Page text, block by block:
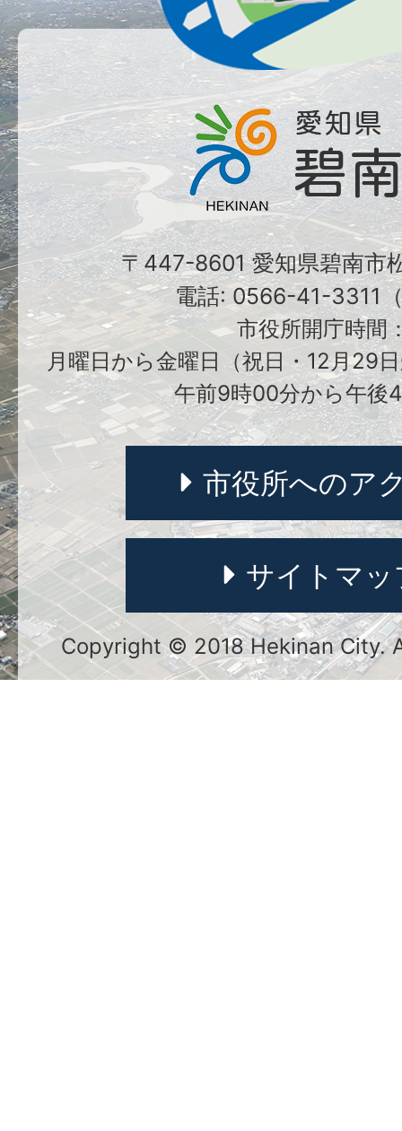
〒447-8601 愛知県碧南市
電話: 0566-41-3311
市役所開庁時間
月曜日から金曜日（祝日・12月29
午前9時00分から午後
市役所へのア
サイトマッ
Copyright © 2018 Hekinan City.